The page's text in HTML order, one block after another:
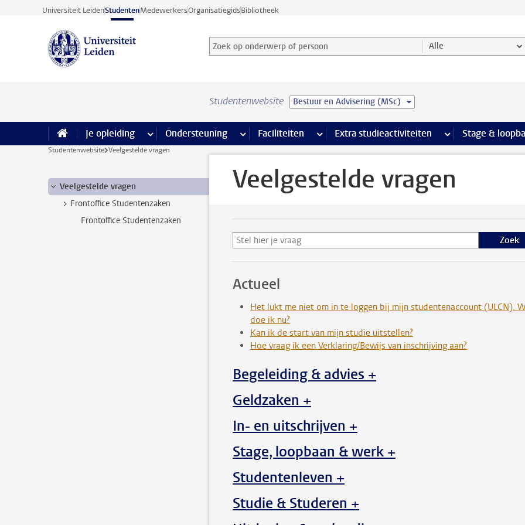
Ga direct naar de inhoud
Universiteit LeidenStudentenMedewerkersOrganisatiegidsBibliotheek
Zoek op onderwerp of persoon en selecteer categorie
Zoekterm Alle
Studentenwebsite Bestuur en Advisering (MSc)
Je opleiding meer Je opleiding pagina’s
Ondersteuning meer Ondersteuning pagina’s
Faciliteiten meer Faciliteiten pagina’s
Extra studieactiviteiten meer Extra
Stage &
Studentenwebsite Veelgestelde vragen
Veelgestelde vragen
Frontoffice Studentenzaken
Frontoffice Studentenzaken
Veelgestelde vragen
Zoek
Actueel
Het lukt me niet om in te loggen bij mijn studentenaccount (ULCN).
doe ik nu?
Kan ik de start van mijn studie uitstellen?
Hoe vraag ik een Verklaring/Bewijs van inschrijving aan?
Begeleiding & advies +
Geldzaken +
In- en uitschrijven +
Stage, loopbaan & werk +
Studentenleven +
Studie & Studeren +